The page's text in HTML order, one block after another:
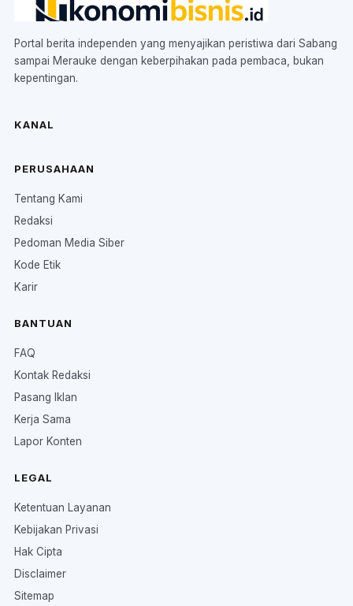
Portal berita independen yang menyajikan peristiwa dari Sabang
sampai Merauke dengan keberpihakan pada pembaca, bukan
kepentingan.
KANAL
PERUSAHAAN
Tentang Kami
Redaksi
Pedoman Media Siber
Kode Etik
Karir
BANTUAN
FAQ
Kontak Redaksi
Pasang Iklan
Kerja Sama
Lapor Konten
LEGAL
Ketentuan Layanan
Kebijakan Privasi
Hak Cipta
Disclaimer
Sitemap